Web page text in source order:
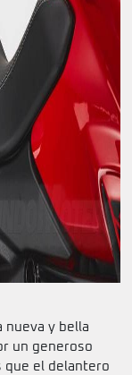
nueva y bella
un generoso
que el delantero